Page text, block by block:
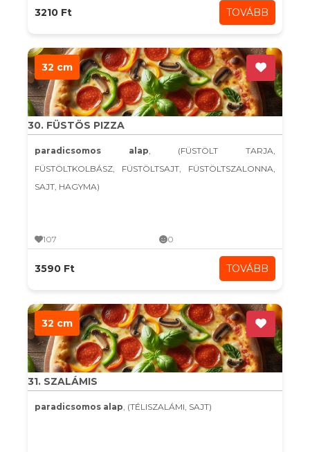
3210 Ft TOVÁBB
32 cm
30. FÜSTÖS PIZZA
paradicsomos alap, (FÜSTÖLT TARJA,
FÜSTÖLTKOLBÁSZ, FÜSTÖLTSAJT, FÜSTÖLTSZALONNA,
SAJT, HAGYMA)
107 0
3590 Ft TOVÁBB
32 cm
31. SZALÁMIS
paradicsomos alap, (TÉLISZALÁMI, SAJT)